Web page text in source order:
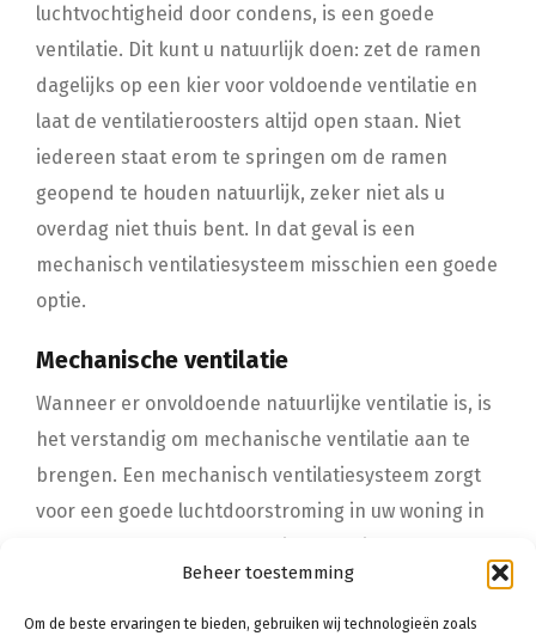
Beheer toestemming
Om de beste ervaringen te bieden, gebruiken wij technologieën zoals
luchtvochtigheid door condens, is een goede
ventilatie. Dit kunt u natuurlijk doen: zet de ramen
dagelijks op een kier voor voldoende ventilatie en
laat de ventilatieroosters altijd open staan. Niet
iedereen staat erom te springen om de ramen
geopend te houden natuurlijk, zeker niet als u
overdag niet thuis bent. In dat geval is een
mechanisch ventilatiesysteem misschien een goede
optie.
Mechanische ventilatie
Wanneer er onvoldoende natuurlijke ventilatie is, is
het verstandig om mechanische ventilatie aan te
brengen. Een mechanisch ventilatiesysteem zorgt
voor een goede luchtdoorstroming in uw woning in
vervangen met schone lucht. Wel is het belangrijk
om af en toe onderhoud te plegen, zodat het